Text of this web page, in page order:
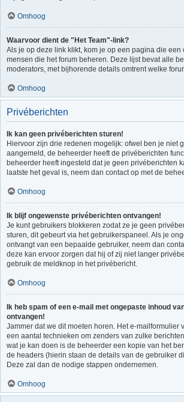
Omhoog
Waarvoor dient de "Het Team"-link?
Als je op deze link klikt, kom je op een pagina die een
mensen die het forum beheren. Deze lijst bevat alle
moderators, met bijhorende details omtrent welke
Omhoog
Privéberichten
Ik kan geen privéberichten sturen!
Hiervoor zijn drie redenen mogelijk: ofwel ben je niet
aangemeld, de beheerder heeft de privéberichten
beheerder heeft ingesteld dat je geen privéberichten
laatste het geval is, neem dan contact op met de
Omhoog
Ik blijf ongewenste privéberichten ontvangen!
Je kunt gebruikers blokkeren zodat ze je geen
sturen, dit gebeurt via het gebruikerspaneel. Als je
ontvangt van een bepaalde gebruiker, neem dan
deze kan ervoor zorgen dat hij of zij niet langer
gebruik de meldknop in het privébericht.
Omhoog
Ik heb spam of een e-mail met ongepaste inhoud
ontvangen!
Jammer dat we dit moeten horen. Het e-mailformulier
een aantal technieken om zenders van zulke
wat je kan doen is de beheerder een kopie van het
de headers (hierin staan de details van de gebruiker
Deze zal dan de nodige stappen ondernemen.
Omhoog